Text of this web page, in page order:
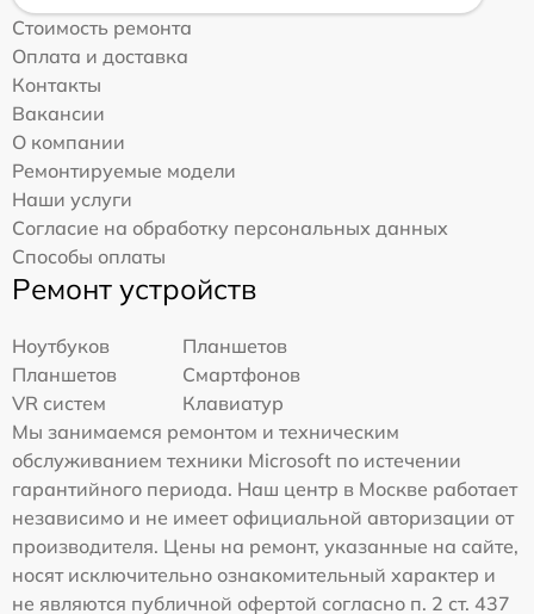
Стоимость ремонта
Оплата и доставка
Контакты
Вакансии
О компании
Ремонтируемые модели
Наши услуги
Согласие на обработку персональных данных
Способы оплаты
Ремонт устройств
Ноутбуков
Планшетов
Планшетов
Смартфонов
VR систем
Клавиатур
Мы занимаемся ремонтом и техническим
обслуживанием техники Microsoft по истечении
гарантийного периода. Наш центр в Москве работает
независимо и не имеет официальной авторизации от
производителя. Цены на ремонт, указанные на сайте,
носят исключительно ознакомительный характер и
не являются публичной офертой согласно п. 2 ст. 437